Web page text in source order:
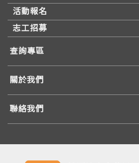
活動報名
志工招募
查詢專區
關於我們
聯絡我們